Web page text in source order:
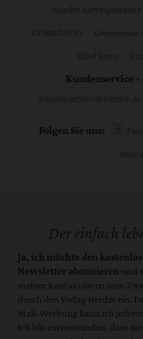
Kundenservice
Folgen Sie uns:
Der einfach
Ja, ich möchte den
Newsletter abonnieren und
meiner Kontaktdaten zum
durch den Verlag Herder ein.
Mail-Werbung kann ich
Ich bin einverstanden, dass